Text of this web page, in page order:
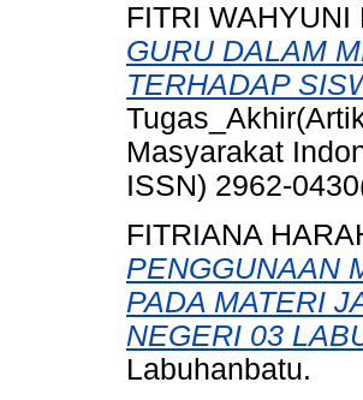
FITRI
GURU DALAM
TERHADAP
Masyarakat
ISSN) 2962-
FITRIANA
PENGGUNAAN
PADA MATERI
NEGERI 03
Labuhanbatu.